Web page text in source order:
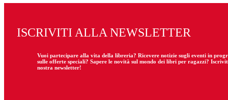
ISCRIVITI ALLA NEWSLETTER
Vuoi partecipare alla vita della libreria? Ricevere notizie sugli eventi in
sulle offerte speciali? Sapere le novità sul mondo dei libri per ragazzi?
nostra newsletter!